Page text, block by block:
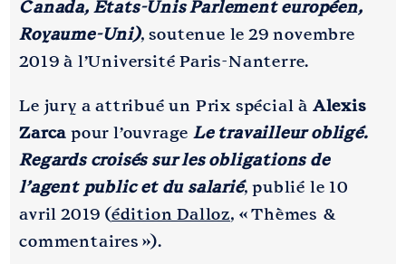
Canada, États-Unis Parlement européen,
Royaume-Uni), soutenue le 29 novembre
2019 à l’Université Paris-Nanterre.
Le jury a attribué un Prix spécial à Alexis
Zarcapour l’ouvrageLe travailleur obligé.
Regards croisés sur les obligations de
l’agent public et du salarié, publié le 10
avril 2019 (édition Dalloz, « Thèmes &
commentaires »).